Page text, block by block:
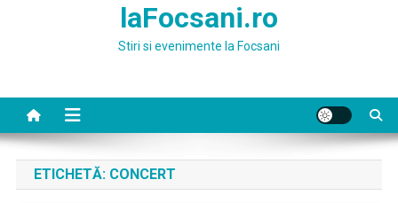
laFocsani.ro
Stiri si evenimente la Focsani
ETICHETĂ: CONCERT